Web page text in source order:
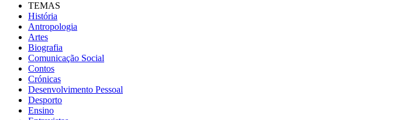
TEMAS
História
Antropologia
Artes
Biografia
Comunicação Social
Contos
Crónicas
Desenvolvimento Pessoal
Desporto
Ensino